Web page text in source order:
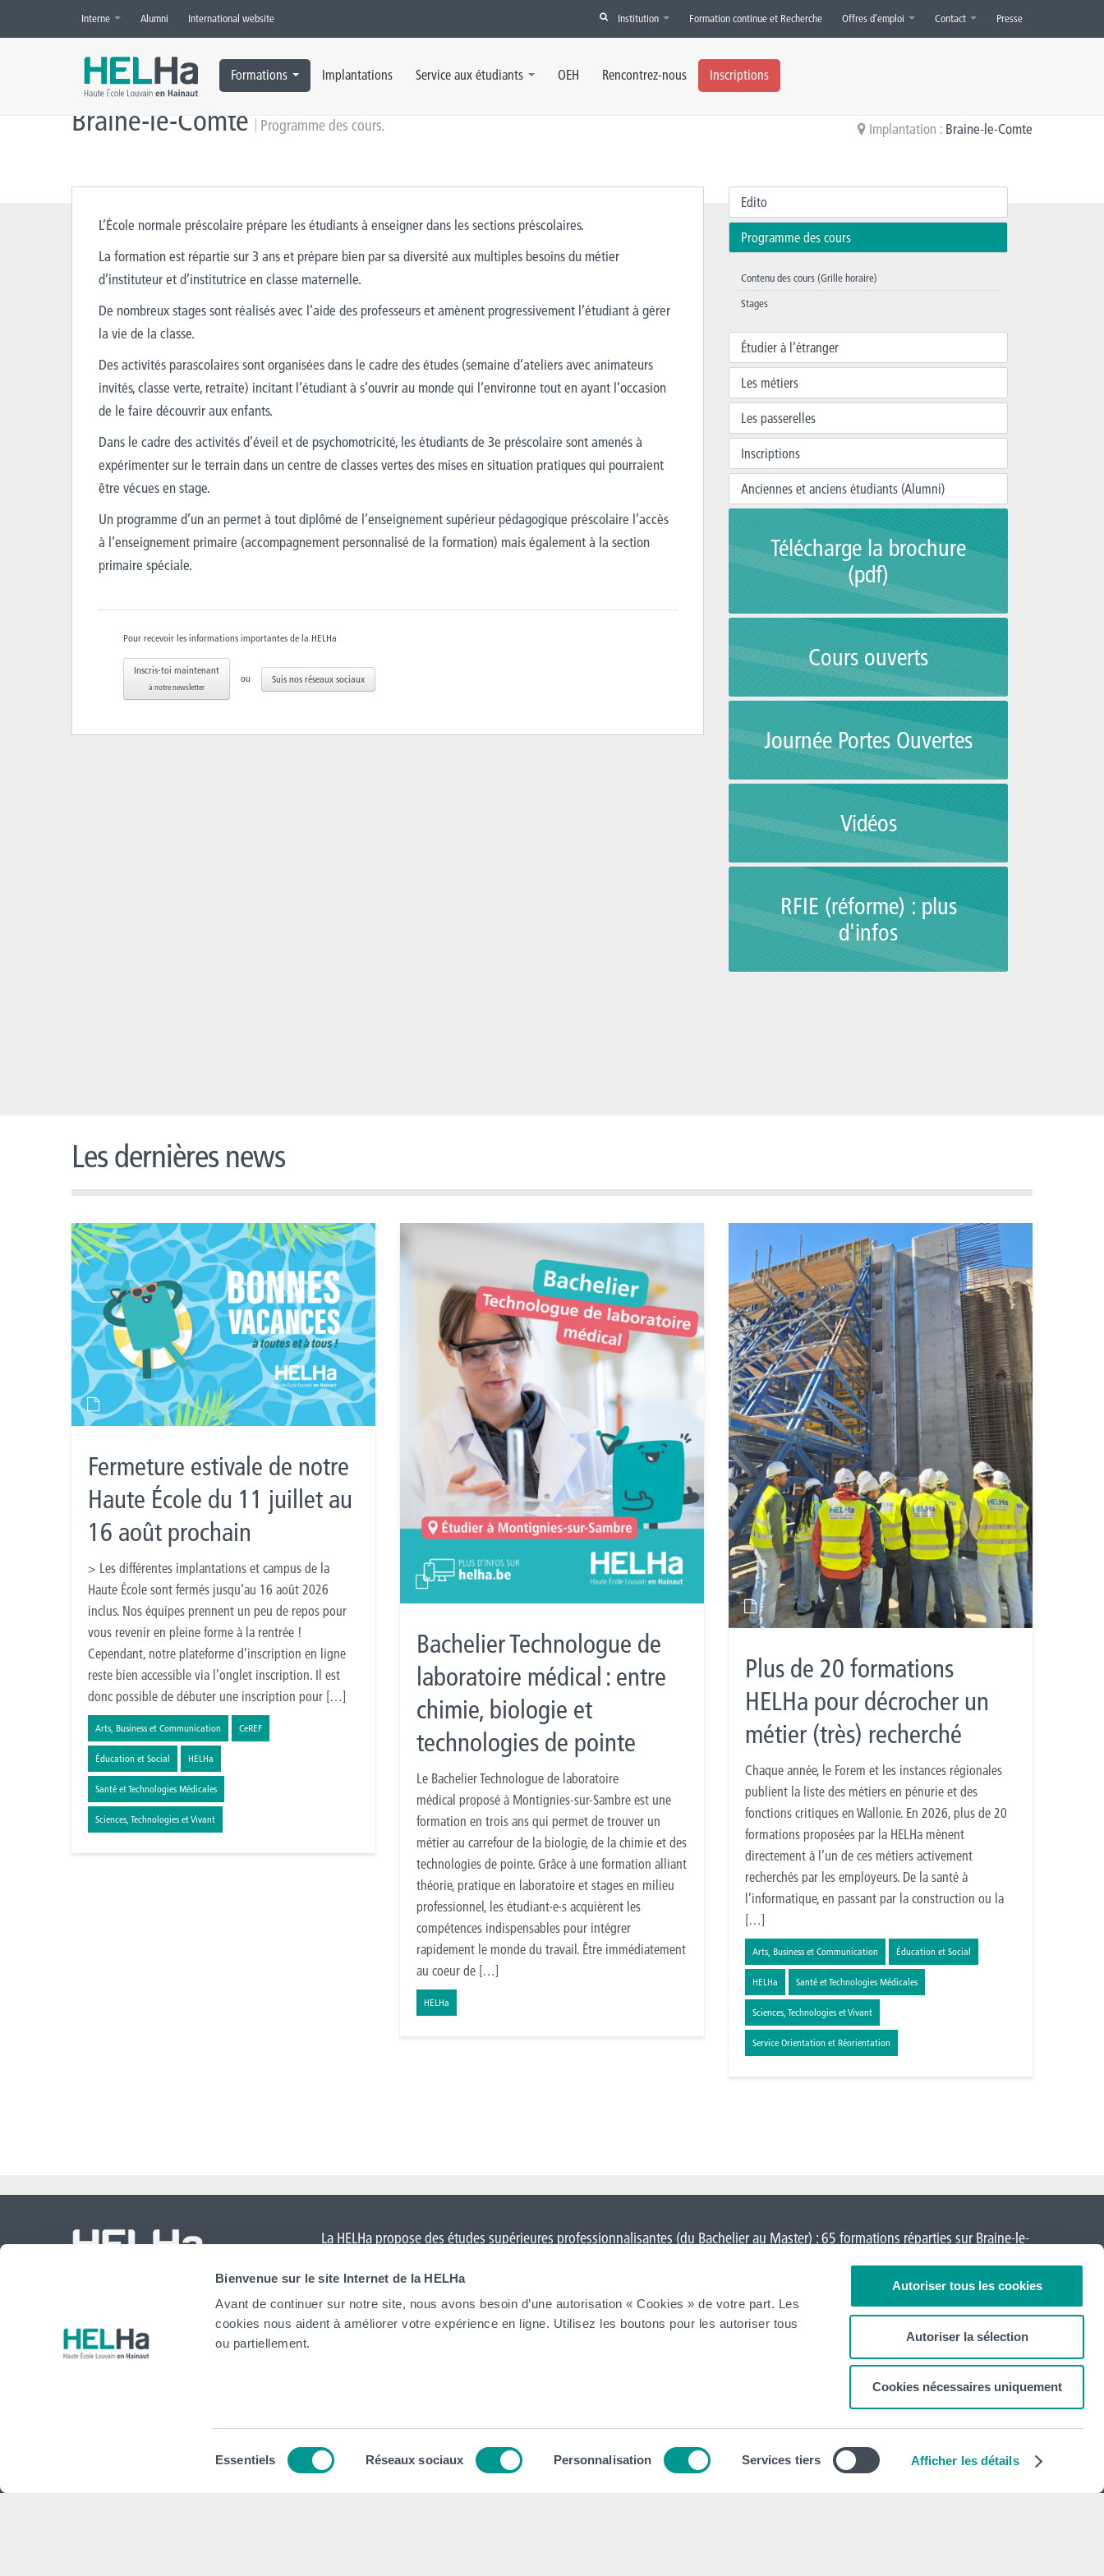
Bienvenue sur le site Internet de la HELHa
Avant de continuer sur notre site, nous avons besoin d’une autorisation « Cookies » de votre part. Les
cookies nous aident à améliorer votre expérience en ligne. Utilisez les boutons pour les autoriser tous
ou partiellement.
Essentiels Réseaux sociaux Personnalisation Services tiers Afficher les détails
Autoriser tous les cookies
Autoriser la sélection
Cookies nécessaires uniquement
Interne Alumni International website Institution Formation continue et Recherche Offres d’emploi Contact Presse
Formations Implantations Service aux étudiants OEH Rencontrez-nous Inscriptions
Accueil » Braine-le-Comte » Programme des cours
Braine-le-Comte Programme des cours. Implantation : Braine-le-Comte
L’École normale préscolaire prépare les étudiants à enseigner dans les sections préscolaires.
La formation est répartie sur 3 ans et prépare bien par sa diversité aux multiples besoins du métier
d’instituteur et d’institutrice en classe maternelle.
De nombreux stages sont réalisés avec l’aide des professeurs et amènent progressivement l’étudiant à gérer
la vie de la classe.
Des activités parascolaires sont organisées dans le cadre des études (semaine d’ateliers avec animateurs
invités, classe verte, retraite) incitant l’étudiant à s’ouvrir au monde qui l’environne tout en ayant l’occasion
de le faire découvrir aux enfants.
Dans le cadre des activités d’éveil et de psychomotricité, les étudiants de 3e préscolaire sont amenés à
expérimenter sur le terrain dans un centre de classes vertes des mises en situation pratiques qui pourraient
être vécues en stage.
Un programme d’un an permet à tout diplômé de l’enseignement supérieur pédagogique préscolaire l’accès
à l’enseignement primaire (accompagnement personnalisé de la formation) mais également à la section
primaire spéciale.
Pour recevoir les informations importantes de la HELHa
Inscris-toi maintenant
à notre newsletter
ou Suis nos réseaux sociaux
Edito
Programme des cours
Contenu des cours (Grille horaire)
Stages
Étudier à l’étranger
Les métiers
Les passerelles
Inscriptions
Anciennes et anciens étudiants (Alumni)
Télécharge la brochure
(pdf)
Cours ouverts
Journée Portes Ouvertes
Vidéos
RFIE (réforme) : plus
d'infos
Les dernières news
Fermeture estivale de notre
Haute École du 11 juillet au
16 août prochain
> Les différentes implantations et campus de la
Haute École sont fermés jusqu’au 16 août 2026
inclus. Nos équipes prennent un peu de repos pour
vous revenir en pleine forme à la rentrée !
Cependant, notre plateforme d’inscription en ligne
reste bien accessible via l’onglet inscription. Il est
donc possible de débuter une inscription pour […]
Arts, Business et Communication CeREF
Éducation et Social HELHa
Santé et Technologies Médicales
Sciences, Technologies et Vivant
Bachelier Technologue de
laboratoire médical : entre
chimie, biologie et
technologies de pointe
Le Bachelier Technologue de laboratoire
médical proposé à Montignies-sur-Sambre est une
formation en trois ans qui permet de trouver un
métier au carrefour de la biologie, de la chimie et des
technologies de pointe. Grâce à une formation alliant
théorie, pratique en laboratoire et stages en milieu
professionnel, les étudiant·e·s acquièrent les
compétences indispensables pour intégrer
rapidement le monde du travail. Être immédiatement
au coeur de […]
HELHa
Plus de 20 formations
HELHa pour décrocher un
métier (très) recherché
Chaque année, le Forem et les instances régionales
publient la liste des métiers en pénurie et des
fonctions critiques en Wallonie. En 2026, plus de 20
formations proposées par la HELHa mènent
directement à l’un de ces métiers activement
recherchés par les employeurs. De la santé à
l’informatique, en passant par la construction ou la
[…]
Arts, Business et Communication Éducation et Social
HELHa Santé et Technologies Médicales
Sciences, Technologies et Vivant
Service Orientation et Réorientation
website
La HELHa propose des études supérieures professionnalisantes (du Bachelier au Master) : 65 formations réparties surBraine-le-
Mouscronet Tournai (Frinoise
Tout voir
Plan stratégique
Conseils, Collège et Organe de Gestion
Nos secrétariats
Rencontrez-nous
Newsletter
S'abonner
Mentions légales